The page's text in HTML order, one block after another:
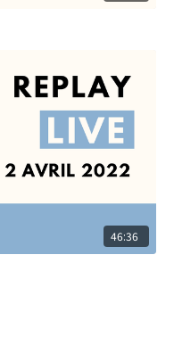
46:36